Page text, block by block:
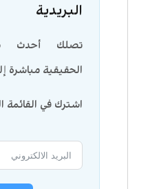
البريدية
تصلك أحدث
الحقيقية مباشرة
اشترك في القائمة